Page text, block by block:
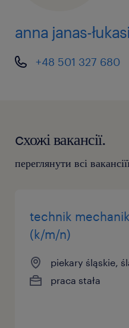
anna janas-
+48 501 327 680
cхожі вакансії.
переглянути всі
technik
(k/m/n)
piekary śląskie,
praca stała